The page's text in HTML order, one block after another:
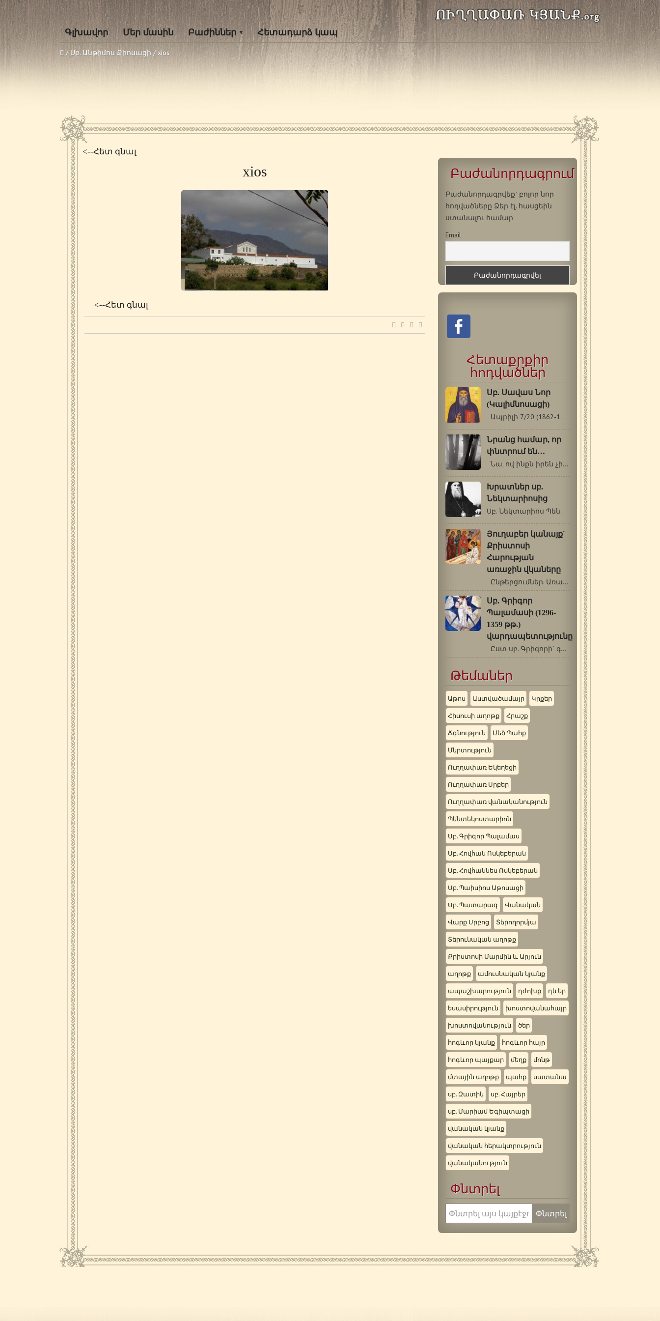
Գլխավոր Մեր մասին Բաժիններ Հետադարձ կապ
/ Սբ. Անթիմոս Քիոսացի /xios
<--Հետ գնալ
xios
<--Հետ գնալ
Բաժանորդագրում
Բաժանորդագրվեք` բոլոր նոր
հոդվածները Ձեր էլ. հասցեին
ստանալու համար
Email
Հետաքրքիր
հոդվածներ
Սբ. Սավաս Նոր
(Կալիմնոսացի)
Ապրիլի 7/20 (1862-1948թթ.) Սբ. Սավասը…
Նրանց համար, որ
փնտրում են…
Նա, ով ինքն իրեն չի ճանաչում, ո՛չ…
Խրատներ սբ.
Նեկտարիոսից
Սբ. Նեկտարիոս Պենդապոլսեցի Տարորոշման1…
Յուղաբեր կանայք`
Քրիստոսի
Հարության
առաջին վկաները
Ընթերցումներ. Առաք.: Գործք 6. 1-7:…
Սբ. Գրիգոր
Պալամասի (1296-
1359 թթ.)
վարդապետությունը
Ըստ սբ. Գրիգորի` գոյություն ունեն…
Թեմաներ
Աթոս Աստվածամայր Կրքեր
Հիսուսի աղոթք Հրաշք
Ճգնություն Մեծ Պահք
Մկրտություն
Ուղղափառ Եկեղեցի
Ուղղափառ Սրբեր
Ուղղափառ վանականություն
Պենտեկոստարիոն
Սբ. Գրիգոր Պալամաս
Սբ. Հովհան Ոսկեբերան
Սբ. Հովհաննես Ոսկեբերան
Սբ. Պաիսիոս Աթոսացի
Սբ. Պատարագ Վանական
Վարք Սրբոց Տերողորմյա
Տերունական աղոթք
Քրիստոսի Մարմին և Արյուն
աղոթք ամուսնական կյանք
ապաշխարություն դժոխք դևեր
եսասիրություն խոստովանահայր
խոստովանություն ծեր
հոգևոր կյանք հոգևոր հայր
հոգևոր պայքար մեղք մոնթ
մտային աղոթք պահք սատանա
սբ. Զատիկ սբ. Հայրեր
սբ. Մարիամ Եգիպտացի
վանական կյանք
վանական հերակտրություն
վանականություն
Փնտրել